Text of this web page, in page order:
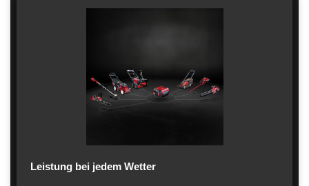
Leistung bei jedem Wetter